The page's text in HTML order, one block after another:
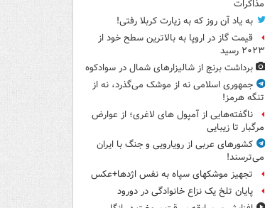
مذاکرات
به یاد آن روز که به زیارت کربلا رفتی!
قیمت گاز در اروپا به بالاترین سطح خود از
۲۰۲۳ رسید
برداشت برنج از شالیزارهای شمال در سوادکوه
جمهوری اسلامی نه از موشک می‌گذرد، نه از
تنگه هرمز!
ناگفته‌هایی از آمپول های لاغری؛ از عوارض
مرگبار تا زیبایی
کشورهای عربی از رویارویی و جنگ با ایران
می‌ترسند!
تجهیز موشکهای سپاه به نفس اژدها+عکس
پایان تلخ یک نزاع خانوادگی در دورود